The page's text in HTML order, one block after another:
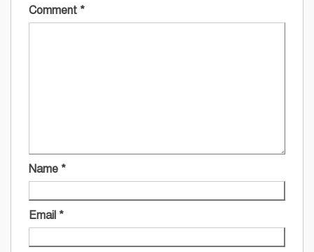
Comment *
Name *
Email *